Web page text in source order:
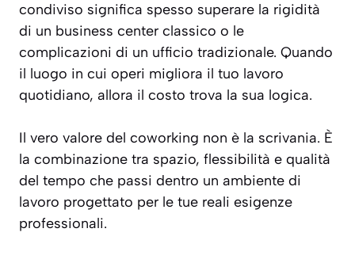
condiviso significa spesso superare la rigidità
di un business center classico o le
complicazioni di un ufficio tradizionale. Quando
il luogo in cui operi migliora il tuo lavoro
quotidiano, allora il costo trova la sua logica.
Il vero valore del coworking non è la scrivania. È
la combinazione tra spazio, flessibilità e qualità
del tempo che passi dentro un ambiente di
lavoro progettato per le tue reali esigenze
professionali.